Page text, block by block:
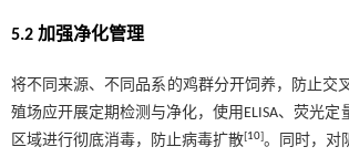
5.2 加强净化管理
将不同来源、不同品系的鸡群分开饲养，防止交
殖场应开展定期检测与净化，使用ELISA、荧光
区域进行彻底消毒，防止病毒扩散[10]。同时，对